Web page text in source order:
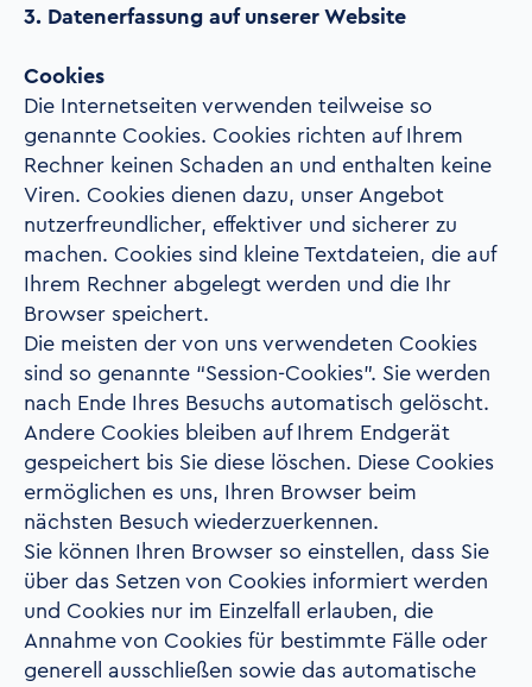
3. Datenerfassung auf unserer Website
Cookies
Die Internetseiten verwenden teilweise so
genannte Cookies. Cookies richten auf Ihrem
Rechner keinen Schaden an und enthalten keine
Viren. Cookies dienen dazu, unser Angebot
nutzerfreundlicher, effektiver und sicherer zu
machen. Cookies sind kleine Textdateien, die auf
Ihrem Rechner abgelegt werden und die Ihr
Browser speichert.
Die meisten der von uns verwendeten Cookies
sind so genannte “Session-Cookies”. Sie werden
nach Ende Ihres Besuchs automatisch gelöscht.
Andere Cookies bleiben auf Ihrem Endgerät
gespeichert bis Sie diese löschen. Diese Cookies
ermöglichen es uns, Ihren Browser beim
nächsten Besuch wiederzuerkennen.
Sie können Ihren Browser so einstellen, dass Sie
über das Setzen von Cookies informiert werden
und Cookies nur im Einzelfall erlauben, die
Annahme von Cookies für bestimmte Fälle oder
generell ausschließen sowie das automatische